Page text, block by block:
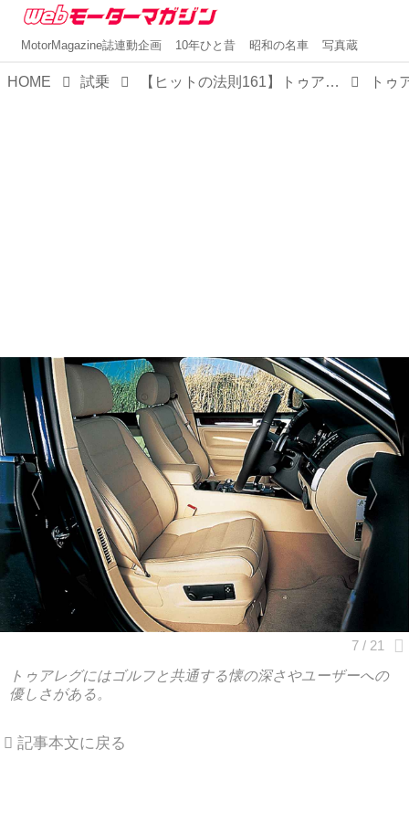
MotorMagazine誌連動企画 10年ひと昔 昭和の名車 写真蔵
HOME 試乗 【ヒットの法則161】トゥアレグ／ポロ／ニュービートルの同時試乗でわかったフォルクスワーゲンの神髄
トゥアレグにはゴルフと共通する懐の深さやユーザーへの
優しさがある。
記事本文に戻る